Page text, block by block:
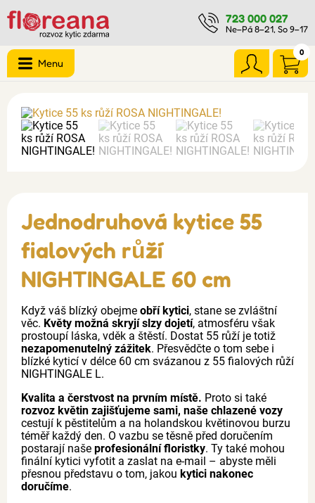
723 000 027
Ne–Pá 8–21, So 9–17
0
Menu
Jednodruhová kytice 55
fialových růží
NIGHTINGALE 60 cm
Když váš blízký obejme obří kytici, stane se zvláštní
věc. Květy možná skryjí slzy dojetí, atmosféru však
prostoupí láska, vděk a štěstí. Dostat 55 růží je totiž
nezapomenutelný zážitek. Přesvědčte o tom sebe i
blízké kyticí v délce 60 cm svázanou z 55 fialových růží
NIGHTINGALE L.
Kvalita a čerstvost na prvním místě. Proto si také
rozvoz květin zajišťujeme sami, naše chlazené vozy
cestují k pěstitelům a na holandskou květinovou burzu
téměř každý den. O vazbu se těsně před doručením
postarají naše profesionální floristky. Ty také mohou
finální kytici vyfotit a zaslat na e-mail – abyste měli
přesnou představu o tom, jakou kytici nakonec
doručíme.